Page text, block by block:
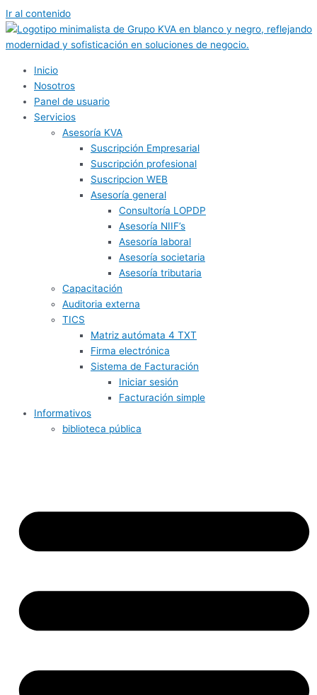
Ir al contenido
Inicio
Nosotros
Panel de usuario
Servicios
Asesoría KVA
Suscripción Empresarial
Suscripción profesional
Suscripcion WEB
Asesoría general
Consultoría LOPDP
Asesoría NIIF’s
Asesoría laboral
Asesoría societaria
Asesoría tributaria
Capacitación
Auditoria externa
TICS
Matriz autómata 4 TXT
Firma electrónica
Sistema de Facturación
Iniciar sesión
Facturación simple
Informativos
biblioteca pública